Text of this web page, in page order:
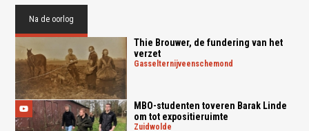
Na de oorlog
Thie Brouwer, de fundering van het
verzet
gasselternijveenschemond
MBO-studenten toveren Barak Linde
om tot expositieruimte
zuidwolde